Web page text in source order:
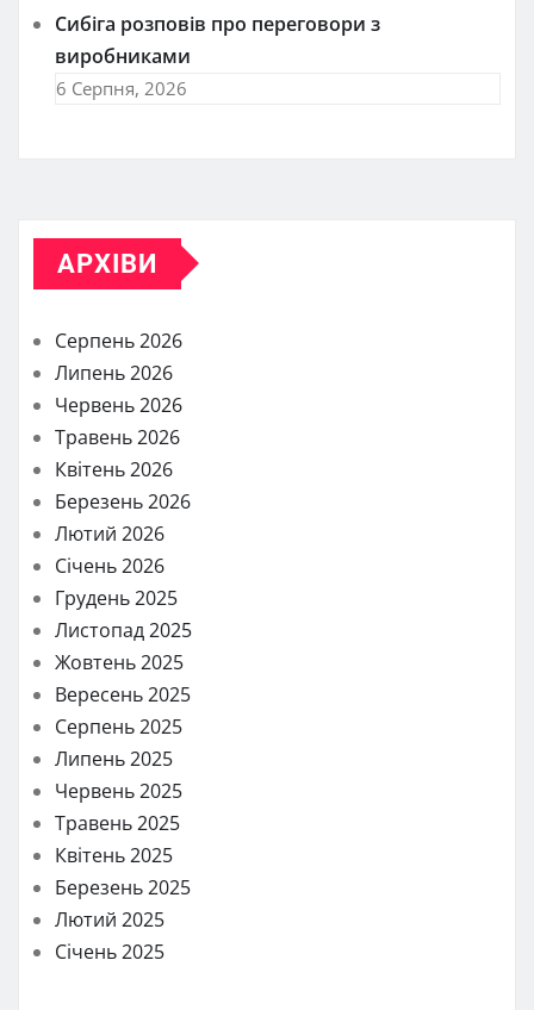
Сибіга розповів про переговори з
виробниками
6 Серпня, 2026
АРХІВИ
Серпень 2026
Липень 2026
Червень 2026
Травень 2026
Квітень 2026
Березень 2026
Лютий 2026
Січень 2026
Грудень 2025
Листопад 2025
Жовтень 2025
Вересень 2025
Серпень 2025
Липень 2025
Червень 2025
Травень 2025
Квітень 2025
Березень 2025
Лютий 2025
Січень 2025